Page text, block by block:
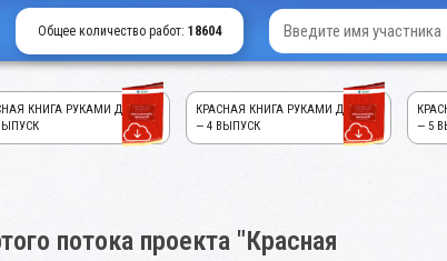
Общее количество работ: 18604
КНИГА РУКАМИ ДЕТЕЙ!
КРАСНАЯ КНИГА РУКАМИ ДЕТЕЙ!
— 4 ВЫПУСК
— 5
потока проекта "Красная